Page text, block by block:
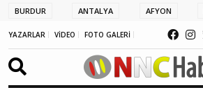
BURDUR ANTALYA AFYON
YAZARLAR VİDEO FOTO GALERİ